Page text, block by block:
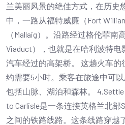
兰美丽风景的绝佳方式，在历史
中，一路从福特威廉（Fort
（Mallaig）。沿路经过格伦菲南
Viaduct），也就是在哈利波特
汽车经过的高架桥。 这趟火车
约需要5小时。乘客在旅途中可
包括山脉、湖泊和森林。
to Carlisle是一条连接英格兰北部
之间的铁路线路。这条线路穿越